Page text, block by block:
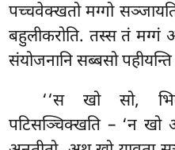
पच्चवेक्खतो मग्गो
बहुलीकरोति. तस्स तं मग्गं
संयोजनानि सब्बसो
‘‘स खो सो,
पटिसञ्चिक्खति – ‘न खो